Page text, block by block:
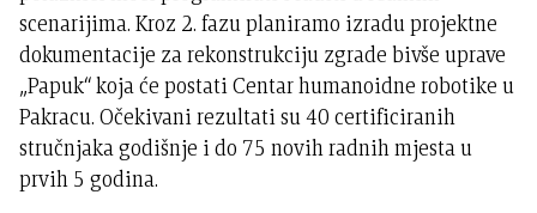
scenarijima. Kroz 2. fazu planiramo izradu projektne
dokumentacije za rekonstrukciju zgrade bivše uprave
„Papuk“ koja će postati Centar humanoidne robotike u
Pakracu. Očekivani rezultati su 40 certificiranih
stručnjaka godišnje i do 75 novih radnih mjesta u
prvih 5 godina.